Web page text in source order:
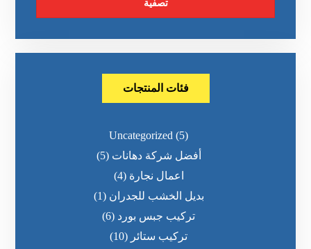
تصفية
فئات المنتجات
Uncategorized (5)
أفضل شركة دهانات (5)
اعمال نجارة (4)
بديل الخشب للجدران (1)
تركيب جبس بورد (6)
تركيب ستائر (10)